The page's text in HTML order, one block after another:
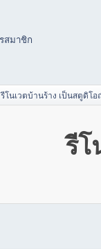
สมาชิก
รีโนเวตบ้านร้าง เป็นสตูดิโ
รีโ